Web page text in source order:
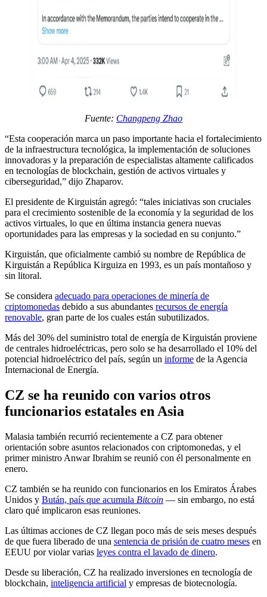
Fuente: Changpeng Zhao
“Esta cooperación marca un paso importante hacia el fortalecimiento
de la infraestructura tecnológica, la implementación de soluciones
innovadoras y la preparación de especialistas altamente calificados
en tecnologías de blockchain, gestión de activos virtuales y
ciberseguridad,” dijo Zhaparov.
El presidente de Kirguistán agregó: “tales iniciativas son cruciales
para el crecimiento sostenible de la economía y la seguridad de los
activos virtuales, lo que en última instancia genera nuevas
oportunidades para las empresas y la sociedad en su conjunto.”
Kirguistán, que oficialmente cambió su nombre de República de
Kirguistán a República Kirguiza en 1993, es un país montañoso y
sin litoral.
Se considera adecuado para operaciones de minería de
criptomonedas debido a sus abundantes recursos de energía
renovable, gran parte de los cuales están subutilizados.
Más del 30% del suministro total de energía de Kirguistán proviene
de centrales hidroeléctricas, pero solo se ha desarrollado el 10% del
potencial hidroeléctrico del país, según un informe de la Agencia
Internacional de Energía.
CZ se ha reunido con varios otros
funcionarios estatales en Asia
Malasia también recurrió recientemente a CZ para obtener
orientación sobre asuntos relacionados con criptomonedas, y el
primer ministro Anwar Ibrahim se reunió con él personalmente en
enero.
CZ también se ha reunido con funcionarios en los Emiratos Árabes
Unidos y Bután, país que acumula Bitcoin — sin embargo, no está
claro qué implicaron esas reuniones.
Las últimas acciones de CZ llegan poco más de seis meses después
de que fuera liberado de una sentencia de prisión de cuatro meses en
EEUU por violar varias leyes contra el lavado de dinero.
Desde su liberación, CZ ha realizado inversiones en tecnología de
blockchain, inteligencia artificial y empresas de biotecnología.